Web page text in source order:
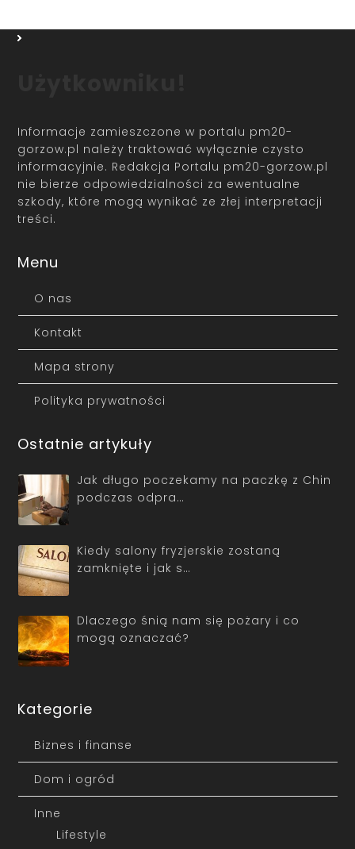
Informacje zamieszczone w portalu pm20-
gorzow.pl należy traktować wyłącznie czysto
informacyjnie. Redakcja Portalu pm20-gorzow.pl
nie bierze odpowiedzialności za ewentualne
szkody, które mogą wynikać ze złej interpretacji
treści.
Menu
O nas
Kontakt
Mapa strony
Polityka prywatności
Ostatnie artykuły
Jak długo poczekamy na paczkę z Chin
podczas odpra…
Kiedy salony fryzjerskie zostaną
zamknięte i jak s…
Dlaczego śnią nam się pożary i co
mogą oznaczać?
Kategorie
Biznes i finanse
Dom i ogród
Inne
Lifestyle